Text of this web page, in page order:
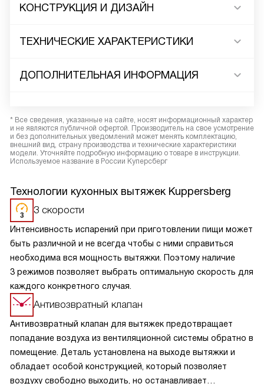
КОНСТРУКЦИЯ И ДИЗАЙН
ТЕХНИЧЕСКИЕ ХАРАКТЕРИСТИКИ
ДОПОЛНИТЕЛЬНАЯ ИНФОРМАЦИЯ
* Все сведения, указанные на сайте, носят информационный характер
и не являются публичной офертой. Производитель на свое усмотрение
и без дополнительных уведомлений может менять комплектацию,
внешний вид, страну производства и технические характеристики
модели. Уточняйте подробную информацию о товаре в инструкции.
Используемое название в России Куперсберг
Технологии кухонных вытяжек Kuppersberg
3 скорости
Интенсивность испарений при приготовлении пищи может
быть различной и не всегда чтобы с ними справиться
необходима вся мощность вытяжки. Поэтому наличие
3 режимов позволяет выбрать оптимальную скорость для
каждого конкретного случая.
Антивозвратный клапан
Антивозвратный клапан для вытяжек предотвращает
попадание воздуха из вентиляционной системы обратно в
помещение. Деталь установлена на выходе вытяжки и
обладает особой конструкцией, который позволяет
воздуху свободно выходить, но останавливает